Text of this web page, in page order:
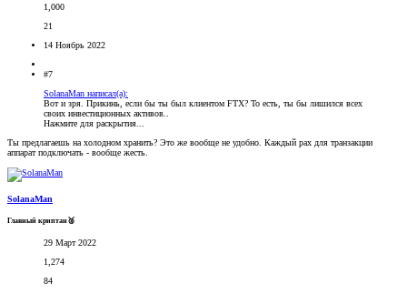
1,000
21
14 Ноябрь 2022
#7
SolanaMan написал(а):
Вот и зря. Прикинь, если бы ты был клиентом FTX? То есть, ты бы лишился всех
своих инвестиционных активов..
Нажмите для раскрытия...
Ты предлагаешь на холодном хранить? Это же вообще не удобно. Каждый рах для транзакции
аппарат подключать - вообще жесть.
SolanaMan
Главный криптан🥈
29 Март 2022
1,274
84